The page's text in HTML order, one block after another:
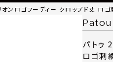
オンロゴフーディー クロップド丈
Patou
パトゥ
ロゴ刺